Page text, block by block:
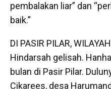
pembalakan liar” dan
baik.”
DI PASIR PILAR,
Hindarsah gelisah.
bulan di Pasir Pilar.
Cikarees, desa